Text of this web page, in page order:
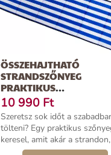
ÖSSZEHAJTHATÓ
STRANDSZŐNYEG
PRAKTIKUS
HORDOZÓFÜLLEL - XXL
MÉRET, 185 X 66 X 1 CM
10065)
10 990 Ft
Szeretsz sok időt a
tölteni? Egy praktikus
keresel, amit akár a strandon,
piknikezéskor tudnál